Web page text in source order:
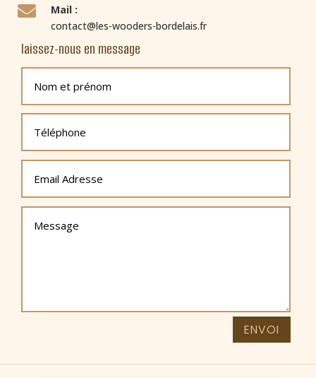

Mail :
contact@les-wooders-bordelais.fr
laissez-nous en message
ENVOI